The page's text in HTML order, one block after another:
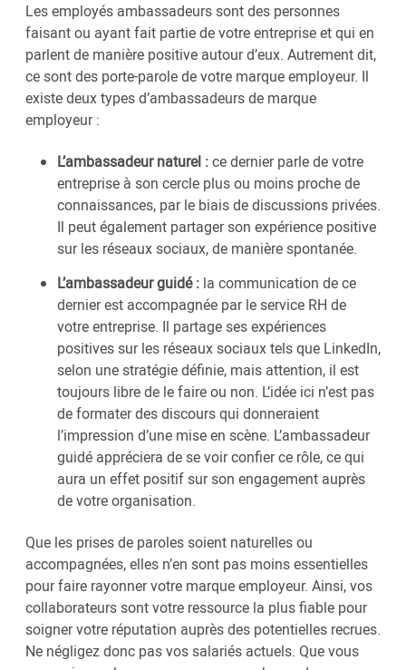
Les employés ambassadeurs sont des personnes
faisant ou ayant fait partie de votre entreprise et qui en
parlent de manière positive autour d’eux. Autrement dit,
ce sont des porte-parole de votre marque employeur. Il
existe deux types d’ambassadeurs de marque
employeur :
L’ambassadeur naturel :ce dernier parle de votre
entreprise à son cercle plus ou moins proche de
connaissances, par le biais de discussions privées.
Il peut également partager son expérience positive
sur les réseaux sociaux, de manière spontanée.
L’ambassadeur guidé : la communication de ce
dernier est accompagnée par le service RH de
votre entreprise. Il partage ses expériences
positives sur les réseaux sociaux tels que LinkedIn,
selon une stratégie définie, mais attention, il est
toujours libre de le faire ou non. L’idée ici n’est pas
de formater des discours qui donneraient
l’impression d’une mise en scène. L’ambassadeur
guidé appréciera de se voir confier ce rôle, ce qui
aura un effet positif sur son engagement auprès
de votre organisation.
Que les prises de paroles soient naturelles ou
accompagnées, elles n’en sont pas moins essentielles
pour faire rayonner votre marque employeur. Ainsi, vos
collaborateurs sont votre ressource la plus fiable pour
soigner votre réputation auprès des potentielles recrues.
Ne négligez donc pas vos salariés actuels. Que vous